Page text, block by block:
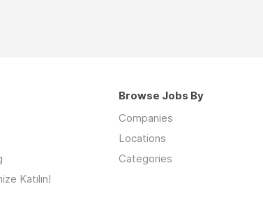
Katılın!
Browse Jobs By
Companies
Locations
Categories